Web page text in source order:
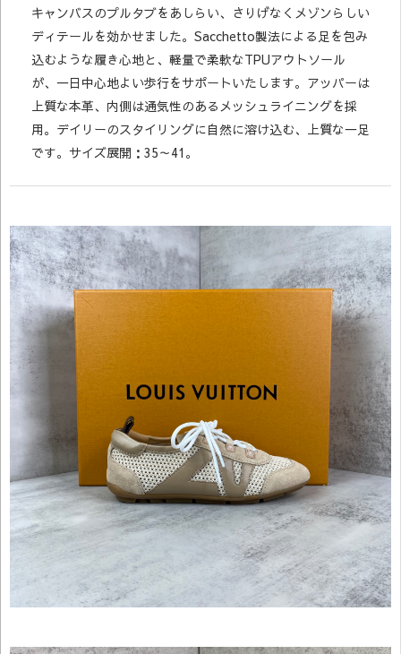
キャンバスのプルタブをあしらい、さりげなくメゾンらしい
ディテールを効かせました。Sacchetto製法による足を包み
込むような履き心地と、軽量で柔軟なTPUアウトソール
が、一日中心地よい歩行をサポートいたします。アッパーは
上質な本革、内側は通気性のあるメッシュライニングを採
用。デイリーのスタイリングに自然に溶け込む、上質な一足
です。サイズ展開：35～41。